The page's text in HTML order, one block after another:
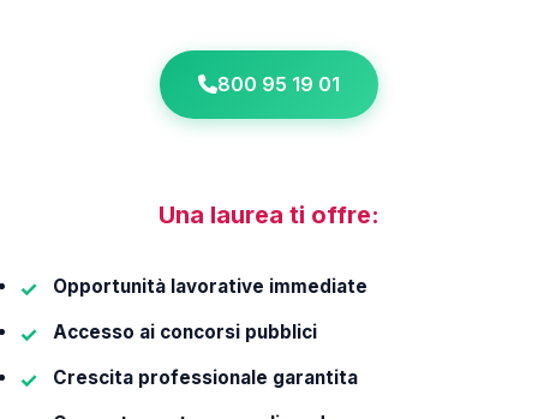
800 95 19 01
Una laurea ti offre:
Opportunità lavorative immediate
Accesso ai concorsi pubblici
Crescita professionale garantita